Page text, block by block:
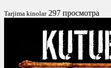
Tarjima kinolar 297 просмотра